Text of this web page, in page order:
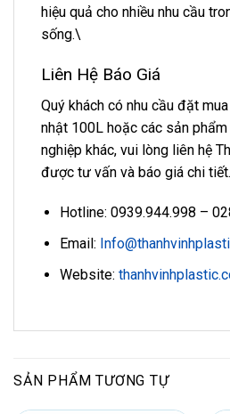
hiệu quả cho nhiều nhu cầu
sống.\
Liên Hệ Báo Giá
Quý khách có nhu cầu đặt
nhật 100L hoặc các sản
nghiệp khác, vui lòng liên hệ
được tư vấn và báo giá chi tiết.
Hotline: 0939.944.998 –
Email:
Website:
SẢN PHẨM TƯƠNG TỰ